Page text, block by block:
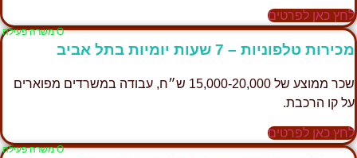
לחץ כאן לפרטים
Ο משרה פעילה
מכירות טלפוניות – 7 שעות יומיות בתל אביב
שכר ממוצע של 15,000-20,000 ש״ח, עבודה במשרדים מפוארים
על קו הרכבת.
לחץ כאן לפרטים
Ο משרה פעילה